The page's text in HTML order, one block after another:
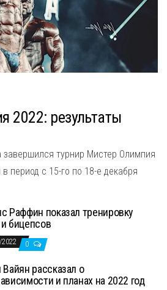
г
2022: результаты
завершился турнир Мистер Олимпия
период с 15-го по 18-е декабря
Раффин показал тренировку
бицепсов
2022 0
Вайян рассказал о
и планах на 2022 год